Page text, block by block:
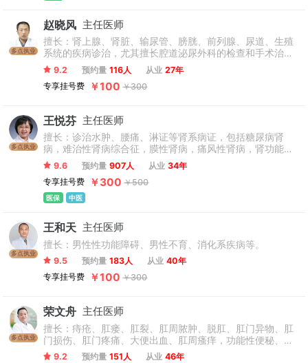
改善患者生活质量的目的。
多点执业
赵晓风 主任医师
擅长：肾上腺、肾脏、输尿管、膀胱、前列腺、尿道、生殖
系统的疾病诊治，尤其擅长腔道泌尿外科的检查和手术治
疗，如经尿道前列腺电切术、经尿道膀胱肿瘤电切术、经尿
道激光治疗前列腺增生，膀胱肿瘤、尿道肿瘤、输尿管肿
瘤，复杂性尿道狭窄，泌尿系结石，腹腔镜治疗肾、肾上腺
9.2 预约量 116人 从业 27年
专享挂号费
￥100 ￥300
多点执业
王悦芬 主任医师
擅长：诊治水肿、腰痛、淋证等肾系病证，包括糖尿病肾
病，难治性肾病综合征，膜性肾病，痛风性肾病，肾功能衰
竭，复杂泌尿系感染及肾脏病危重症疑难症等疾病。
9.6 预约量 907人 从业 34年
专享挂号费
￥300 ￥500
医保 中医
多点执业
王和天 主任医师
擅长：男性性功能障碍、男性不育、消化系疾病等。
9.5 预约量 183人 从业 40年
专享挂号费
￥100 ￥300
多点执业
荣文舟 主任医师
擅长：痔疮、肛瘘、肛裂、肛周脓肿、脱肛、肛门异物、肛
门损伤、肛门疼痛、大便出血、肛周瘙痒，功能性便秘、胃
肠功能紊乱、大便不成形内痔、直肠脱垂、直肠前突等一系
9.2 预约量 151人 从业 46年